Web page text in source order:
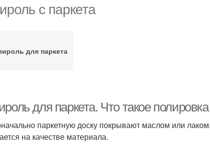
с паркета
для паркета
для паркета. Что такое
паркетную доску покрывают маслом или
на качестве материала.